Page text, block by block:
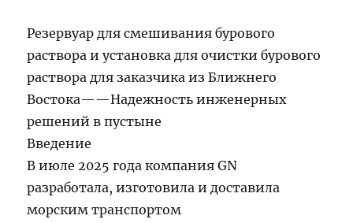
Резервуар для смешивания бурового
раствора и установка для очистки бурового
раствора для заказчика из Ближнего
Востока——Надежность инженерных
решений в пустыне
Введение
В июле 2025 года компания GN
разработала, изготовила и доставила
морским транспортом